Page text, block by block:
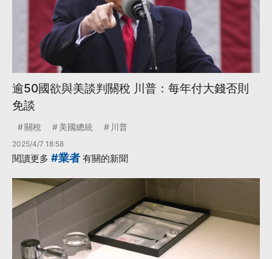
逾50國欲與美談判關稅 川普：每年付大錢否則
免談
關稅 美國總統 川普
2025/4/7 18:58
閱讀更多 #業者 有關的新聞